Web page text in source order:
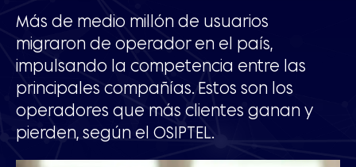
Más de medio millón de usuarios
migraron de operador en el país,
impulsando la competencia entre las
principales compañías. Estos son los
operadores que más clientes ganan y
pierden, según el OSIPTEL.